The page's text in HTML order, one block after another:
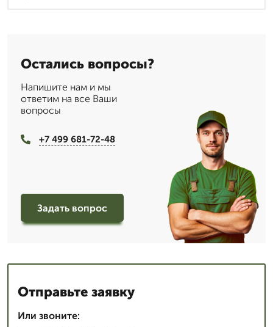
Остались вопросы?
Напишите нам и мы
ответим на все Ваши
вопросы
+7 499 681-72-48
Задать вопрос
Отправьте заявку
Или звоните: